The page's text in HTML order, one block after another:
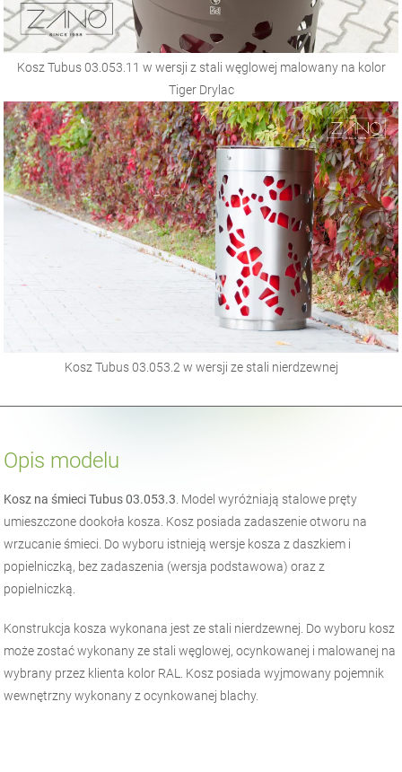
Kosz Tubus 03.053.11 w wersji z stali węglowej malowany na kolor
Tiger Drylac
Kosz Tubus 03.053.2 w wersji ze stali nierdzewnej
Opis modelu
Kosz na śmieci Tubus 03.053.3 . Model wyróżniają stalowe pręty
umieszczone dookoła kosza. Kosz posiada zadaszenie otworu na
wrzucanie śmieci. Do wyboru istnieją wersje kosza z daszkiem i
popielniczką, bez zadaszenia (wersja podstawowa) oraz z
popielniczką.
Konstrukcja kosza wykonana jest ze stali nierdzewnej. Do wyboru kosz
może zostać wykonany ze stali węglowej, ocynkowanej i malowanej na
wybrany przez klienta kolor RAL. Kosz posiada wyjmowany pojemnik
wewnętrzny wykonany z ocynkowanej blachy.